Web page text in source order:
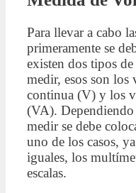
Para llevar a cabo
primeramente se
existen dos tipos
medir, esos son los
continua (V) y los
(VA). Dependiendo
medir se debe
uno de los casos,
iguales, los
escalas.